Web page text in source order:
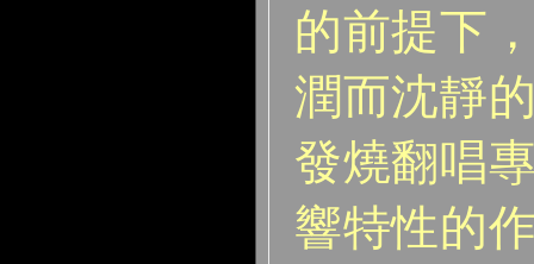
的前提下
潤而沈靜
發燒翻唱
響特性的